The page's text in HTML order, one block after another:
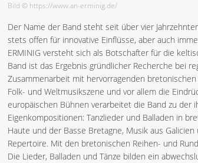
Bild © https://www.an-erminig.de/
Der Name der Band steht seit über vier
stets offen für innovative Einflüsse, aber auch
ERMINIG versteht sich als Botschafter für die
Band ist das Ergebnis gründlicher Recherche bei
Zusammenarbeit mit hervorragenden
Folk- und Weltmusikszene und vor allem die
europäischen Bühnen verarbeitet die Band zu der
Eigenkompositionen: Tanzlieder und Balladen in
Haute und der Basse Bretagne, Musik aus
Repertoire. Mit den bretonischen Reihen- und
Die Lieder, Balladen und Tänze bilden ein